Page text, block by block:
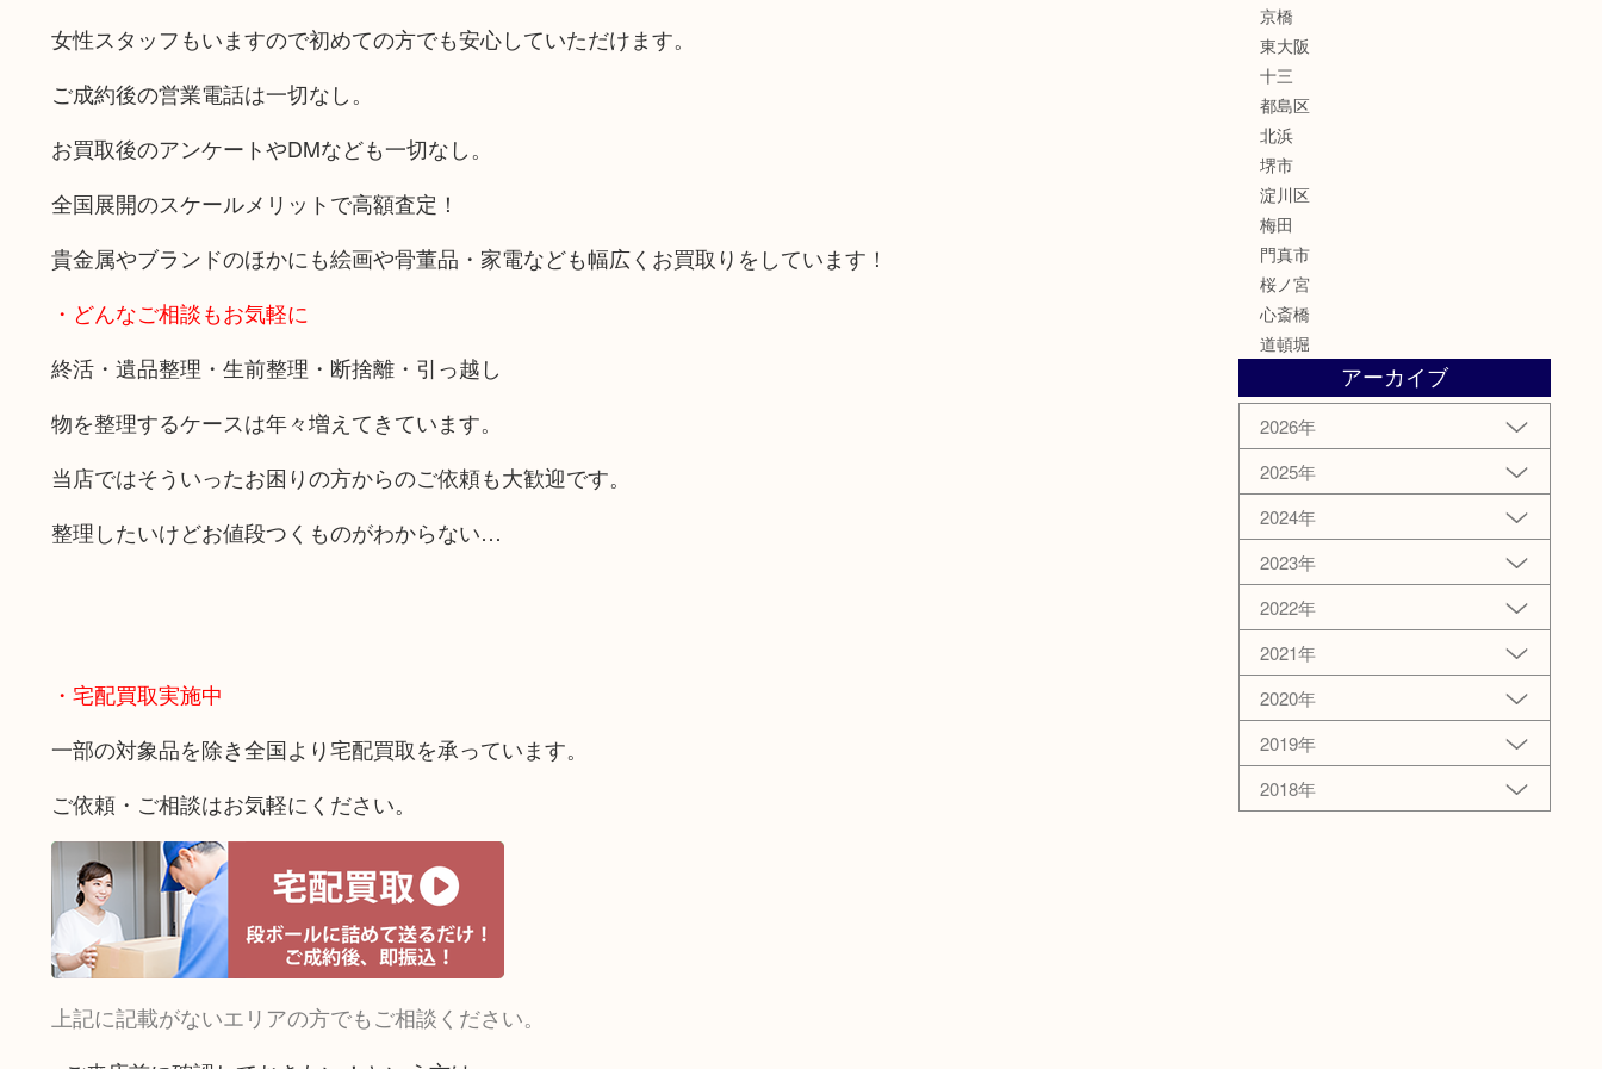
女性スタッフもいますので初めての方でも安心していただけます。
ご成約後の営業電話は一切なし。
お買取後のアンケートやDMなども一切なし。
全国展開のスケールメリットで高額査定！
貴金属やブランドのほかにも絵画や骨董品・家電なども幅広くお買取りをしています！
・どんなご相談もお気軽に
終活・遺品整理・生前整理・断捨離・引っ越し
物を整理するケースは年々増えてきています。
当店ではそういったお困りの方からのご依頼も大歓迎です。
整理したいけどお値段つくものがわからない…
・宅配買取実施中
一部の対象品を除き全国より宅配買取を承っています。
ご依頼・ご相談はお気軽にください。
上記に記載がないエリアの方でもご相談ください。
京橋
東大阪
十三
都島区
北浜
堺市
淀川区
梅田
門真市
桜ノ宮
心斎橋
道頓堀
アーカイブ
2026年
2025年
2024年
2023年
2022年
2021年
2020年
2019年
2018年